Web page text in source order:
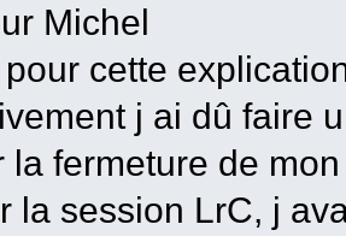
Michel
cette
j ai dû faire
la fermeture de
la session LrC, j